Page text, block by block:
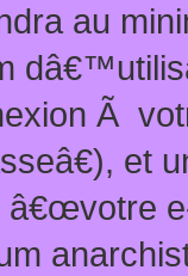
au
Ã
et